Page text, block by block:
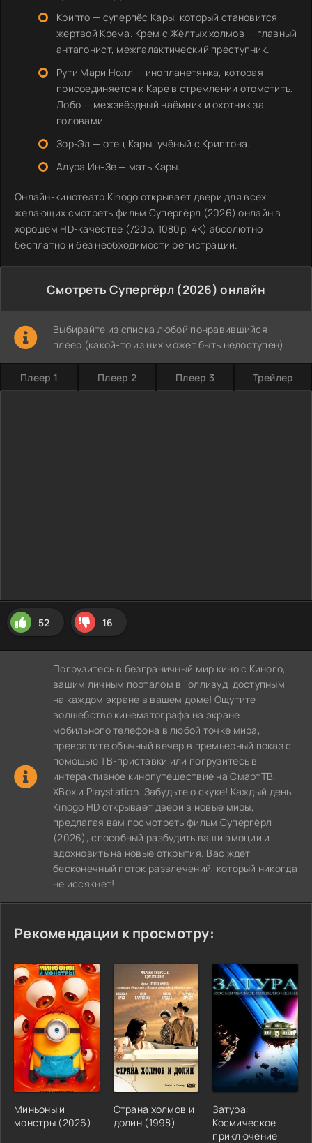
Крипто — суперпёс Кары, который становится
жертвой Крема. Крем с Жёлтых холмов — главный
антагонист, межгалактический преступник.
Рути Мари Нолл — инопланетянка, которая
присоединяется к Каре в стремлении отомстить.
Лобо — межзвёздный наёмник и охотник за
головами.
Зор-Эл — отец Кары, учёный с Криптона.
Алура Ин-Зе — мать Кары.
Онлайн-кинотеатр Kinogo открывает двери для всех
желающих смотреть фильм Супергёрл (2026) онлайн в
хорошем HD-качестве (720p, 1080p, 4K) абсолютно
бесплатно и без необходимости регистрации.
Смотреть Супергёрл (2026) онлайн
Выбирайте из списка любой понравившийся
плеер (какой-то из них может быть недоступен)
Плеер 1 Плеер 2 Плеер 3 Трейлер
52 16
Погрузитесь в безграничный мир кино с Киного,
вашим личным порталом в Голливуд, доступным
на каждом экране в вашем доме! Ощутите
волшебство кинематографа на экране
мобильного телефона в любой точке мира,
превратите обычный вечер в премьерный показ с
помощью ТВ-приставки или погрузитесь в
интерактивное кинопутешествие на СмартТВ,
XBox и Playstation. Забудьте о скуке! Каждый день
Kinogo HD открывает двери в новые миры,
предлагая вам посмотреть фильм Супергёрл
(2026), способный разбудить ваши эмоции и
вдохновить на новые открытия. Вас ждет
бесконечный поток развлечений, который никогда
не иссякнет!
Рекомендации к просмотру:
Миньоны и
монстры (2026)
Страна холмов и
долин (1998)
Затура:
Космическое
приключение